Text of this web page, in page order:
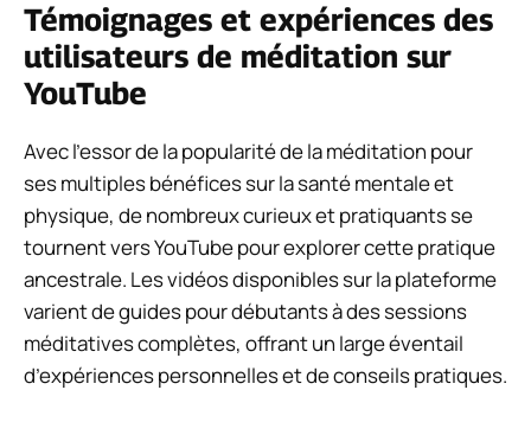
Témoignages et expériences des
utilisateurs de méditation sur
YouTube
Avec l’essor de la popularité de la méditation pour
ses multiples bénéfices sur la santé mentale et
physique, de nombreux curieux et pratiquants se
tournent vers YouTube pour explorer cette pratique
ancestrale. Les vidéos disponibles sur la plateforme
varient de guides pour débutants à des sessions
méditatives complètes, offrant un large éventail
d’expériences personnelles et de conseils pratiques.